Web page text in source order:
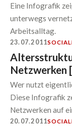
Eine Infografik
unterwegs
Arbeitsalltag.
23.07.2011
Netzwerken
Wer nutzt
Diese Infografik
Netzwerken auf
20.07.2011